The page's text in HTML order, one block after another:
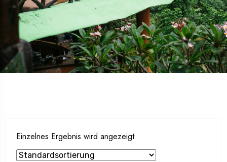
Einzelnes Ergebnis wird angezeigt